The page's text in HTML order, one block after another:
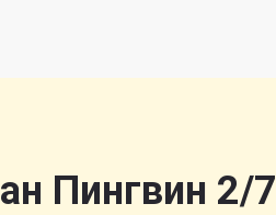
Пингвин 2/7